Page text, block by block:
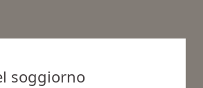
soggiorno